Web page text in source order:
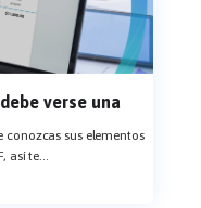
verse una
conozcas sus elementos
así te...